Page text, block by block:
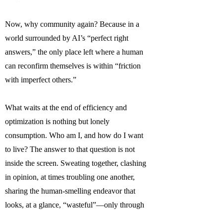
Now, why community again? Because in a
world surrounded by AI’s “perfect right
answers,” the only place left where a human
can reconfirm themselves is within “friction
with imperfect others.”
What waits at the end of efficiency and
optimization is nothing but lonely
consumption. Who am I, and how do I want
to live? The answer to that question is not
inside the screen. Sweating together, clashing
in opinion, at times troubling one another,
sharing the human-smelling endeavor that
looks, at a glance, “wasteful”—only through